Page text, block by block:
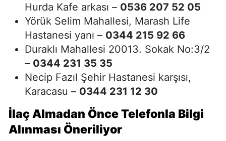
Hurda Kafe arkası – 0536 207 52 05
Yörük Selim Mahallesi, Marash Life
Hastanesi yanı – 0344 215 92 66
Duraklı Mahallesi 20013. Sokak No:3/2
– 0344 231 35 35
Necip Fazıl Şehir Hastanesi karşısı,
Karacasu – 0344 231 12 30
İlaç Almadan Önce Telefonla Bilgi
Alınması Öneriliyor